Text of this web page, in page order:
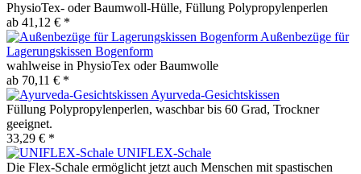
PhysioTex- oder Baumwoll-Hülle, Füllung Polypropylenperlen
ab 41,12 € *
Außenbezüge für
Lagerungskissen Bogenform
wahlweise in PhysioTex oder Baumwolle
ab 70,11 € *
Ayurveda-Gesichtskissen
Füllung Polypropylenperlen, waschbar bis 60 Grad, Trockner
geeignet.
33,29 € *
UNIFLEX-Schale
Die Flex-Schale ermöglicht jetzt auch Menschen mit spastischen